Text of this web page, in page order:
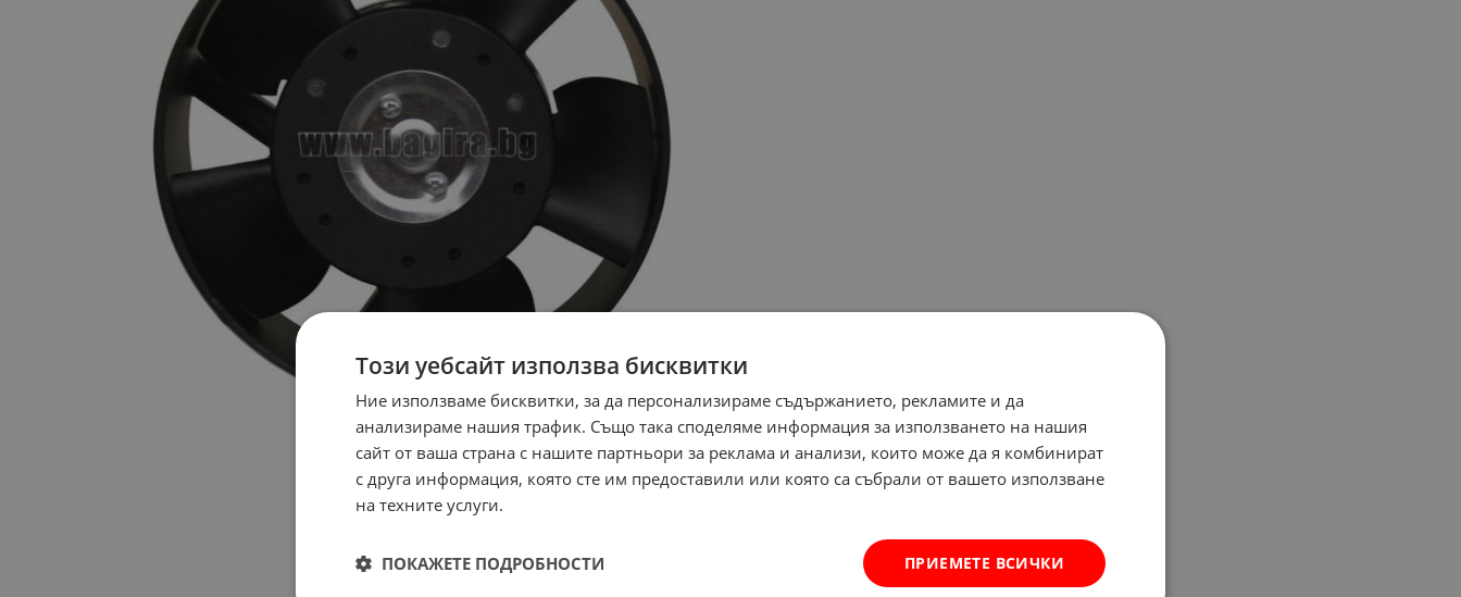
Този уебсайт използва бисквитки
Ние използваме бисквитки, за да персонализираме съдържанието, рекламите и да
анализираме нашия трафик. Също така споделяме информация за използването на нашия
сайт от ваша страна с нашите партньори за реклама и анализи, които може да я комбинират
с друга информация, която сте им предоставили или която са събрали от вашето използване
на техните услуги.
ПРИЕМЕТЕ ВСИЧКИ
ПОКАЖЕТЕ ПОДРОБНОСТИ